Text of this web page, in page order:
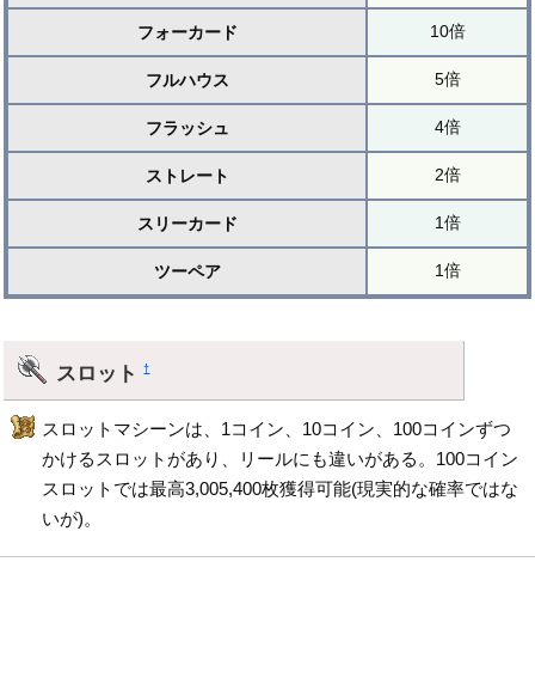
フォーカード 10倍
フルハウス 5倍
フラッシュ 4倍
ストレート 2倍
スリーカード 1倍
ツーペア 1倍
スロット†
スロットマシーンは、1コイン、10コイン、100コインずつ
かけるスロットがあり、リールにも違いがある。100コイン
スロットでは最高3,005,400枚獲得可能(現実的な確率ではな
いが)。